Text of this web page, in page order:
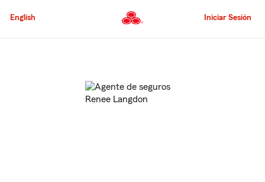
al
principal
English Iniciar Sesión